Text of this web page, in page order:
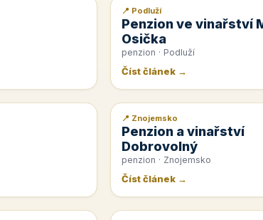
📰 PR článek
📍 Podluží
Penzion ve vinařství
Osička
penzion · Podluží
Číst článek →
📰 PR článek
📍 Znojemsko
Penzion a vinařství
Dobrovolný
penzion · Znojemsko
Číst článek →